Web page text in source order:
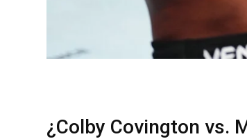
¿Colby Covington vs.